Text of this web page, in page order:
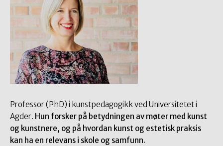
Professor (PhD) i kunstpedagogikk ved Universitetet i
Agder. Hun forsker på betydningen av møter med kunst
og kunstnere, og på hvordan kunst og estetisk praksis
kan ha en relevans i skole og samfunn.